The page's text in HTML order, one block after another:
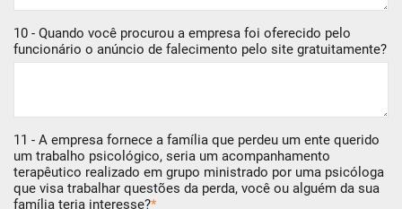
10 - Quando você procurou a empresa foi oferecido pelo
funcionário o anúncio de falecimento pelo site gratuitamente?
11 - A empresa fornece a família que perdeu um ente querido
um trabalho psicológico, seria um acompanhamento
terapêutico realizado em grupo ministrado por uma psicóloga
que visa trabalhar questões da perda, você ou alguém da sua
família teria interesse?*